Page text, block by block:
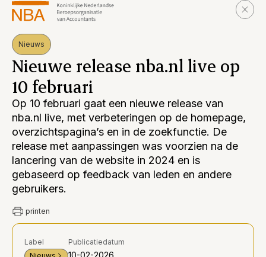
Nieuws
Nieuwe release nba.nl live op
10 februari
Op 10 februari gaat een nieuwe release van
nba.nl live, met verbeteringen op de homepage,
overzichtspagina’s en in de zoekfunctie. De
release met aanpassingen was voorzien na de
lancering van de website in 2024 en is
gebaseerd op feedback van leden en andere
gebruikers.
printen
Label
Publicatiedatum
10-02-2026